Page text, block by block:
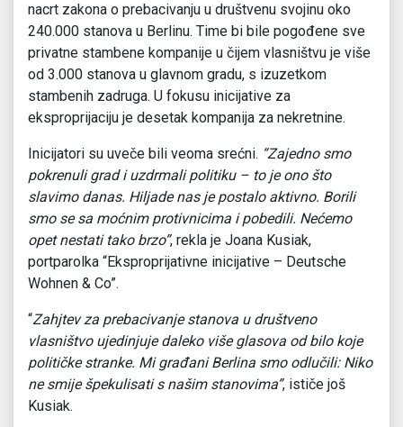
nacrt zakona o prebacivanju u društvenu svojinu oko
240.000 stanova u Berlinu. Time bi bile pogođene sve
privatne stambene kompanije u čijem vlasništvu je više
od 3.000 stanova u glavnom gradu, s izuzetkom
stambenih zadruga. U fokusu inicijative za
eksproprijaciju je desetak kompanija za nekretnine.
Inicijatori su uveče bili veoma srećni. “Zajedno smo
pokrenuli grad i uzdrmali politiku – to je ono što
slavimo danas. Hiljade nas je postalo aktivno. Borili
smo se sa moćnim protivnicima i pobedili. Nećemo
opet nestati tako brzo”, rekla je Joana Kusiak,
portparolka “Eksproprijativne inicijative – Deutsche
Wohnen & Co”.
“Zahjtev za prebacivanje stanova u društveno
vlasništvo ujedinjuje daleko više glasova od bilo koje
političke stranke. Mi građani Berlina smo odlučili: Niko
ne smije špekulisati s našim stanovima”, ističe još
Kusiak.